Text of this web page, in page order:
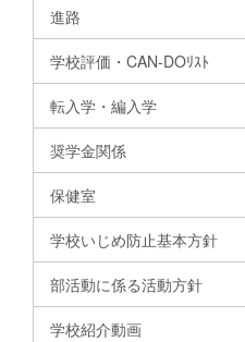
進路
学校評価・CAN-DOﾘｽﾄ
転入学・編入学
奨学金関係
保健室
学校いじめ防止基本方針
部活動に係る活動方針
学校紹介動画